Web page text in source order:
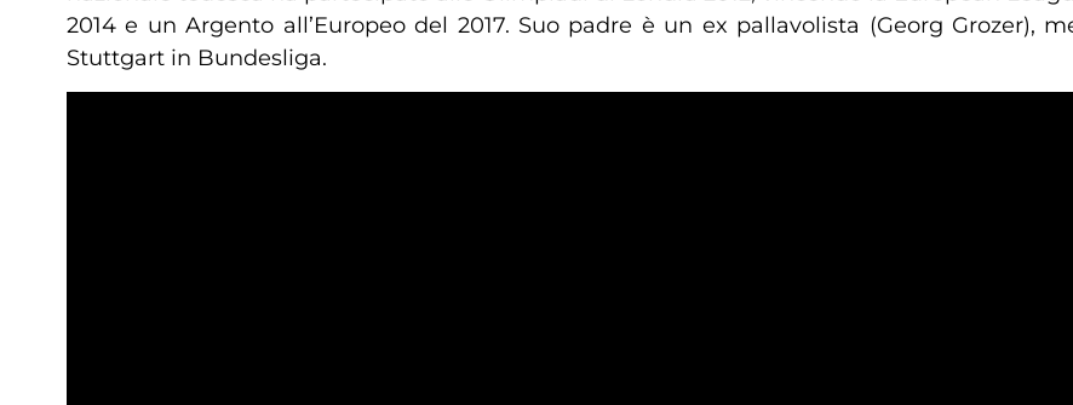
2014 e un Argento all’Europeo del 2017. Suo padre è un ex pallavolista (Georg Grozer),
Stuttgart in Bundesliga.